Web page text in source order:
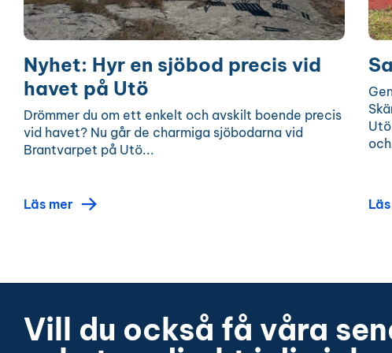
Nyhet: Hyr en sjöbod precis vid
havet på Utö
Drömmer du om ett enkelt och avskilt boende precis
vid havet? Nu går de charmiga sjöbodarna vid
Brantvarpet på Utö...
Läs mer
Vill du också få våra